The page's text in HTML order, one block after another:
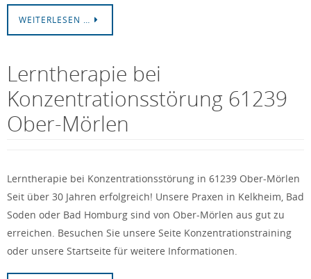
WEITERLESEN …
Lerntherapie bei
Konzentrationsstörung 61239
Ober-Mörlen
Lerntherapie bei Konzentrationsstörung in 61239 Ober-Mörlen
Seit über 30 Jahren erfolgreich! Unsere Praxen in Kelkheim, Bad
Soden oder Bad Homburg sind von Ober-Mörlen aus gut zu
erreichen. Besuchen Sie unsere Seite Konzentrationstraining
oder unsere Startseite für weitere Informationen.